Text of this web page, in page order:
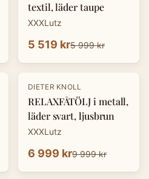
textil, läder taupe
XXXLutz
5 519 kr5 999 kr
-30%
DIETER KNOLL
RELAXFÅTÖLJ i metall,
läder svart, ljusbrun
XXXLutz
6 999 kr9 999 kr